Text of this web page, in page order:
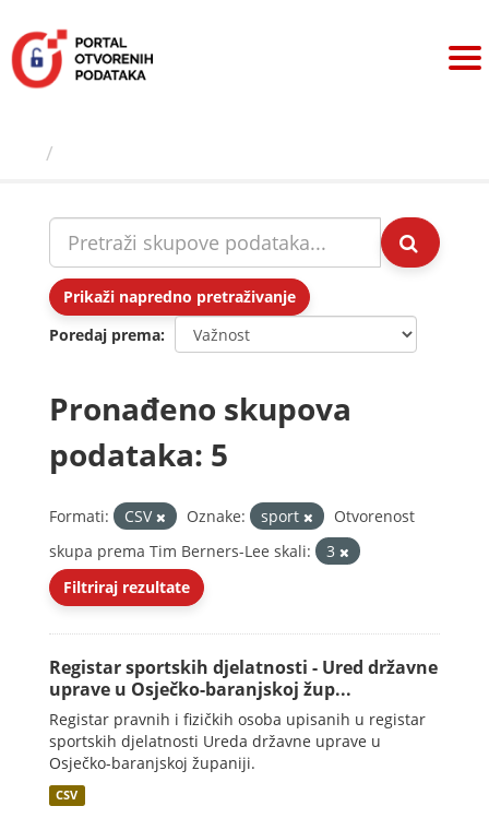
sadržaj
Prikaži napredno pretraživanje
Poredaj prema
Pronađeno skupova
podataka: 5
Formati: CSV Oznake: sport
Otvorenost
skupa prema Tim Berners-Lee skali:
3
Filtriraj rezultate
Registar sportskih djelatnosti - Ured državne
uprave u Osječko-baranjskoj žup...
Registar pravnih i fizičkih osoba upisanih u registar
sportskih djelatnosti Ureda državne uprave u
Osječko-baranjskoj županiji.
CSV